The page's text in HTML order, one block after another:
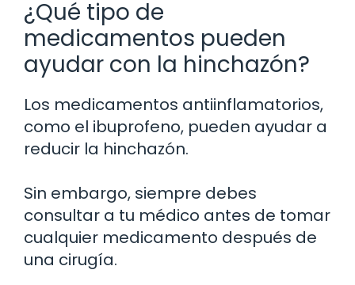
¿Qué tipo de
medicamentos pueden
ayudar con la hinchazón?
Los medicamentos antiinflamatorios,
como el ibuprofeno, pueden ayudar a
reducir la hinchazón.
Sin embargo, siempre debes
consultar a tu médico antes de tomar
cualquier medicamento después de
una cirugía.